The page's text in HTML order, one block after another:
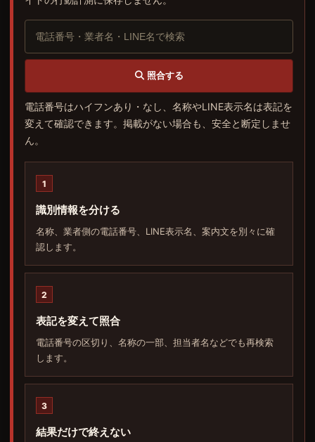
照合する
電話番号はハイフンあり・なし、名称やLINE表示名は表記を
変えて確認できます。掲載がない場合も、安全と断定しませ
ん。
1
識別情報を分ける
名称、業者側の電話番号、LINE表示名、案内文を別々に確
認します。
2
表記を変えて照合
電話番号の区切り、名称の一部、担当者名などでも再検索
します。
3
結果だけで終えない